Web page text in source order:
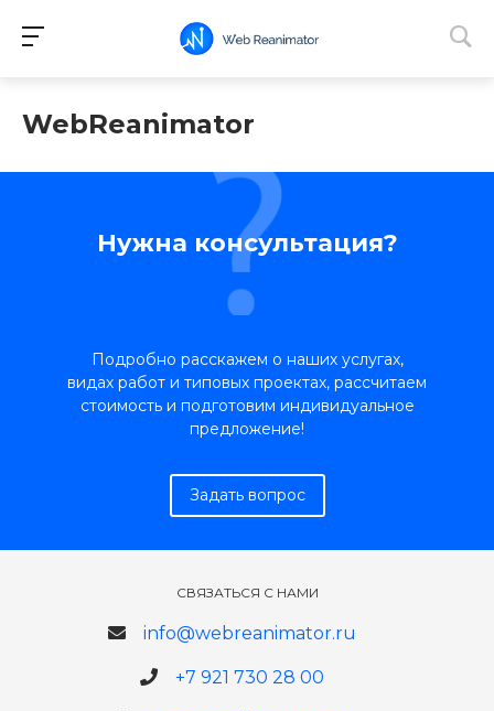
WebReanimator
Нужна консультация?
Подробно расскажем о наших услугах,
видах работ и типовых проектах, рассчитаем
стоимость и подготовим индивидуальное
предложение!
Задать вопрос
СВЯЗАТЬСЯ С НАМИ
info@webreanimator.ru
+7 921 730 28 00